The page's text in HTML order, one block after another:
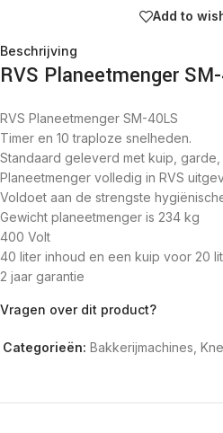
Add to
Beschrijving
RVS Planeetmenger
RVS Planeetmenger SM-40LS
Timer en 10 traploze snelheden.
Standaard geleverd met kuip, garde,
Planeetmenger volledig in RVS
Voldoet aan de strengste
Gewicht planeetmenger is 234 kg
400 Volt
40 liter inhoud en een kuip voor 20
2 jaar garantie
Vragen over dit product?
Categorieën: Bakkerijmachines